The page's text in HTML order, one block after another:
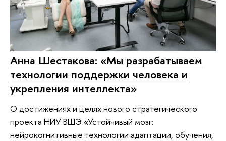
Анна Шестакова: «Мы разрабатываем
технологии поддержки человека и
укрепления интеллекта»
О достижениях и целях нового стратегического
проекта НИУ ВШЭ «Устойчивый мозг:
нейрокогнитивные технологии адаптации, обучения,